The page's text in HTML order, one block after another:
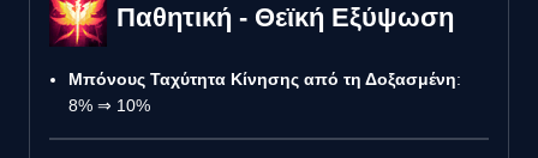
Παθητική - Θεϊκή Εξύψωση
Μπόνους Ταχύτητα Κίνησης από τη Δοξασμένη:
8% ⇒ 10%